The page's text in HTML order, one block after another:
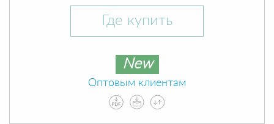
Где купить
New
Оптовым клиентам